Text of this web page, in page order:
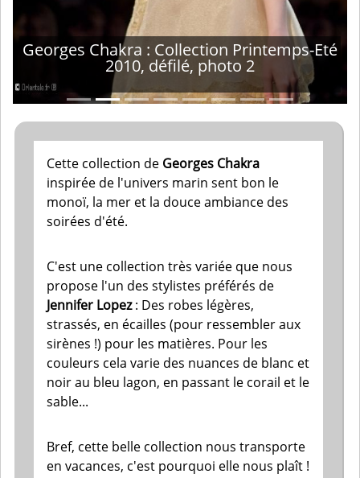
Georges Chakra : Collection Printemps-Eté
2010, défilé, photo 2
Cette collection de Georges Chakra
inspirée de l'univers marin sent bon le
monoï, la mer et la douce ambiance des
soirées d'été.
C'est une collection très variée que nous
propose l'un des stylistes préférés de
Jennifer Lopez: Des robes légères,
strassés, en écailles (pour ressembler aux
sirènes !) pour les matières. Pour les
couleurs cela varie des nuances de blanc et
noir au bleu lagon, en passant le corail et le
sable...
Bref, cette belle collection nous transporte
en vacances, c'est pourquoi elle nous plaît !